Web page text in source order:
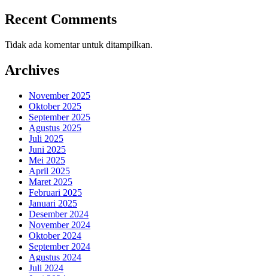
Recent Comments
Tidak ada komentar untuk ditampilkan.
Archives
November 2025
Oktober 2025
September 2025
Agustus 2025
Juli 2025
Juni 2025
Mei 2025
April 2025
Maret 2025
Februari 2025
Januari 2025
Desember 2024
November 2024
Oktober 2024
September 2024
Agustus 2024
Juli 2024